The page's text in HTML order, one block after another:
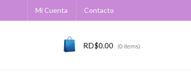
Mi Cuenta Contacto
RD$0.00 (0 items)